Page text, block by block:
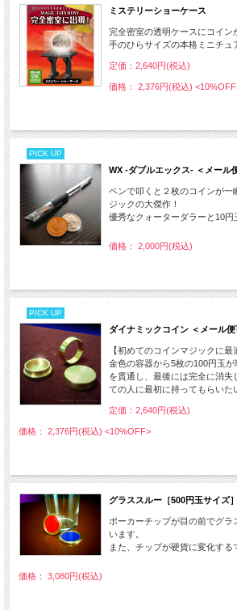
ミステリーショーケース
完全密室の透明ケースにコイン
手のひらサイズの本格ミニチュ
定価：2,640円(税込)
価格： 2,376円(税込)
PICK UP
WX -ダブルエックス- ＜メール
ペンで叩くと２枚のコインが一
ジックの大傑作！
優秀なクォーターダラーと10円
価格： 2,000円(税込)
PICK UP
ダイナミックコイン ＜メール便
【初めてのコインマジックに最
金色の容器から5枚の100円玉
を貫通し、最後には完全に消失
ての人に最初に持ってもらいた
定価：2,640円(税込)
価格： 2,376円(税込) <10%OFF>
グラススルー［500円玉サイズ
ポーカーチップが目の前でグラ
います。
また、チップが硬貨に変化する
価格： 3,080円(税込)